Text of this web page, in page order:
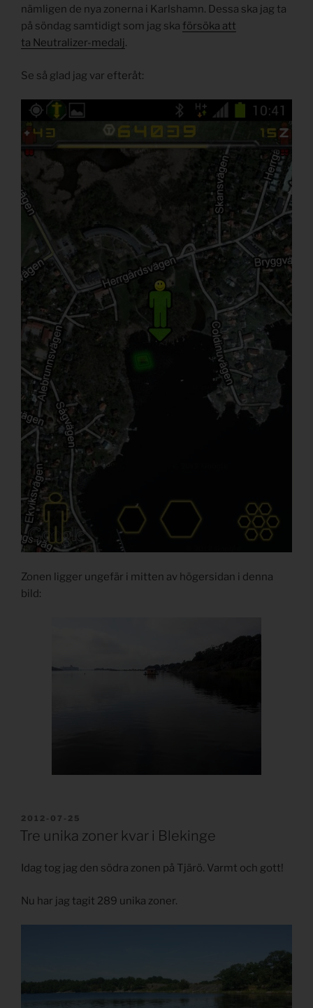
nämligen de nya zonerna i Karlshamn. Dessa ska jag ta
på söndag samtidigt som jag ska försöka att
ta Neutralizer-medalj.
Se så glad jag var efteråt:
Zonen ligger ungefär i mitten av högersidan i denna
bild:
PUBLICERAT
2012-07-25
Tre unika zoner kvar i Blekinge
Idag tog jag den södra zonen på Tjärö. Varmt och gott!
Nu har jag tagit 289 unika zoner.